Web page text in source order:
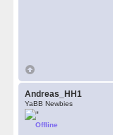
Andreas_HH1
YaBB Newbies
Offline